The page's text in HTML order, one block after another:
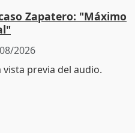
Zapatero: "Máximo
2026